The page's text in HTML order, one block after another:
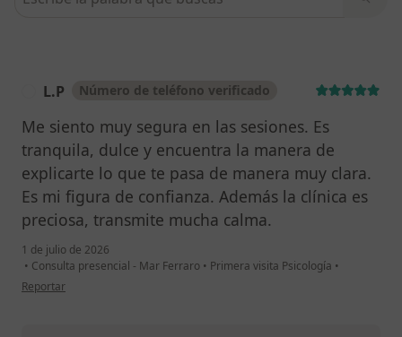
L.P Número de teléfono verificado
Me siento muy segura en las sesiones. Es
tranquila, dulce y encuentra la manera de
explicarte lo que te pasa de manera muy clara.
Es mi figura de confianza. Además la clínica es
preciosa, transmite mucha calma.
1 de julio de 2026
• Consulta presencial - Mar Ferraro • Primera visita Psicología •
en opinión del usuario L.P
Reportar